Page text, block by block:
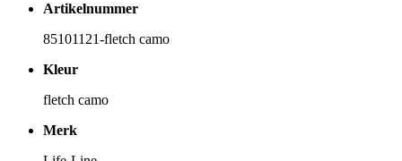
Artikelnummer
85101121-fletch camo
Kleur
fletch camo
Merk